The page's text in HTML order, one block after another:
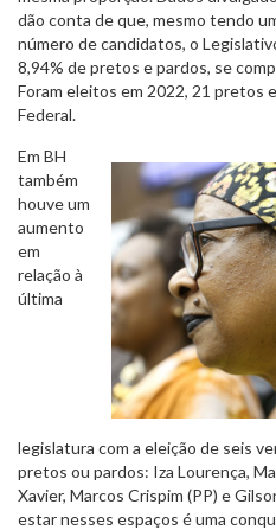
dão conta de que, mesmo tendo
número de candidatos, o
8,94% de pretos e pardos, se
Foram eleitos em 2022, 21 pretos
Federal.
Em BH
também
houve um
aumento
em
relação à
última
legislatura com a eleição de seis
pretos ou pardos: Iza Lourença,
Xavier, Marcos Crispim (PP) e
estar nesses espaços é uma